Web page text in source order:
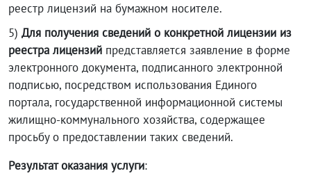
реестр лицензий на бумажном носителе.
5) Для получения сведений о конкретной лицензии из
реестра лицензий представляется заявление в форме
электронного документа, подписанного электронной
подписью, посредством использования Единого
портала, государственной информационной системы
жилищно-коммунального хозяйства, содержащее
просьбу о предоставлении таких сведений.
Результат оказания услуги: